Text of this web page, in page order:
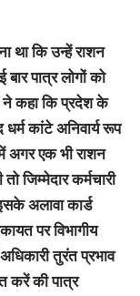
था कि उन्हें राशन
पात्र लोगों को
ने कहा कि प्रदेश के
कांटे अनिवार्य रूप
अगर एक भी राशन
जिम्मेदार कर्मचारी
अलावा कार्ड
पर विभागीय
तुरंत प्रभाव
करें की पात्र